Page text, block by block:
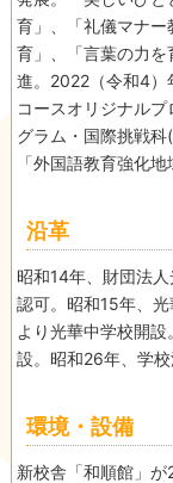
育」、「礼儀マナ
育」、「言葉の力
進。2022（令和4）
コースオリジナル
グラム・国際挑戦
「外国語教育強化
沿革
昭和14年、財団法
認可。昭和15年、
より光華中学校開
設。昭和26年、学校
環境・設備
新校舎「和順館」